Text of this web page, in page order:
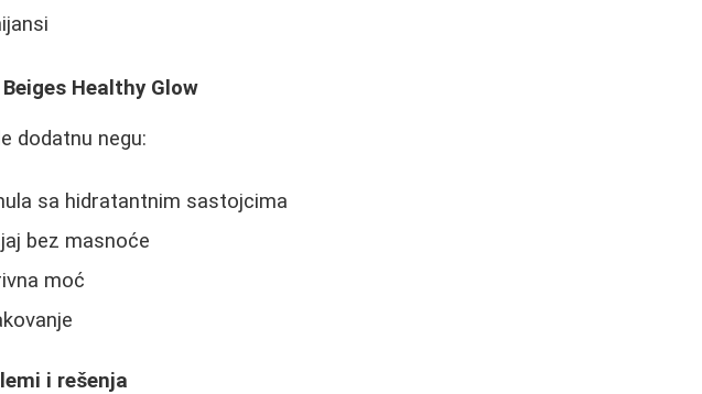
Healthy Glow
dodatnu negu:
sa hidratantnim sastojcima
bez masnoće
moć
i rešenja